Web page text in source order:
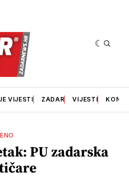
VIJESTI ZADAR VIJESTI
PU zadarska